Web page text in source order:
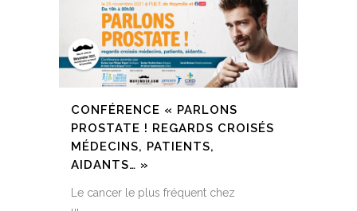
CONFÉRENCE « PARLONS
PROSTATE ! REGARDS CROISÉS
MÉDECINS, PATIENTS,
AIDANTS… »
Le cancer le plus fréquent chez